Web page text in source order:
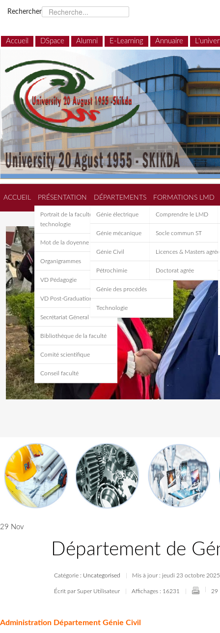
Rechercher
Accueil DSpace Alumni E-Learning Annuaire
ACCUEIL PRÉSENTATION
Portrait de la faculté de
technologie
Mot de la doyenne
Organigrammes
VD Pédagogie
VD Post-Graduation
Secrétariat Géneral
Bibliothéque de la faculté
Comité scientifique
Conseil faculté
DÉPARTEMENTS
Génie électrique
Génie mécanique
Génie Civil
Pétrochimie
Génie des procédés
Technologie
FORMATIONS LMD
Comprendre le LMD
Socle commun ST
Licences & Masters
Doctorat agrée
29 Nov
Département de
Catégorie : Uncategorised Mis à jour : jeudi 23 octobre
Écrit par Super Utilisateur Affichages : 16231 29
Administration Département Génie Civil